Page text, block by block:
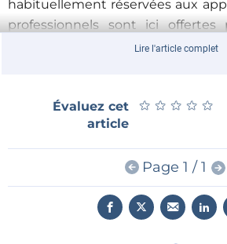
habituellement réservées aux
professionnels sont ici offertes
compacte, destinée à tous les
la portée d’un débutant et lui
6 heures. À vos kits, prêts, imprimez
Kit Arduino Materia 101 dans l'e-
d'Elektor(spécifications et
Lire l'article complet
Évaluez cet
article
★ ★ ★ ★ ★
★ ★ ★ ★ ★
Page 1 / 1